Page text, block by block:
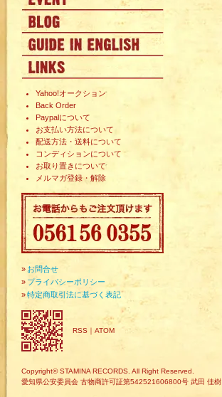
Yahoo!オークション
Back Order
Paypalについて
お支払い方法について
配送方法・送料について
コンディションについて
お取り置きについて
メルマガ登録・解除
» お問合せ
» プライバシーポリシー
»特定商取引法に基づく表記
RSS ｜ ATOM
Copyright© STAMINA RECORDS. All Right Reserved.
愛知県公安委員会 古物商許可証第542521606800号 武田 佳樹